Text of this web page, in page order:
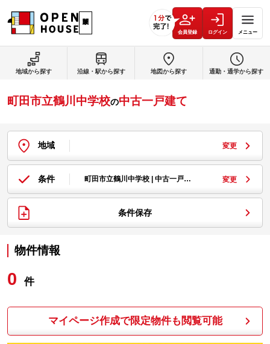
会員登録 ログイン メニュー
町田市立鶴川中学校の中古一戸建て
地域 変更
条件 町田市立鶴川中学校 | 中古一戸… 変更
条件保存
物件情報
0 件
マイページ作成で限定物件も閲覧可能
地域から探す 沿線・駅から探す 地図から探す 通勤・通学から探す